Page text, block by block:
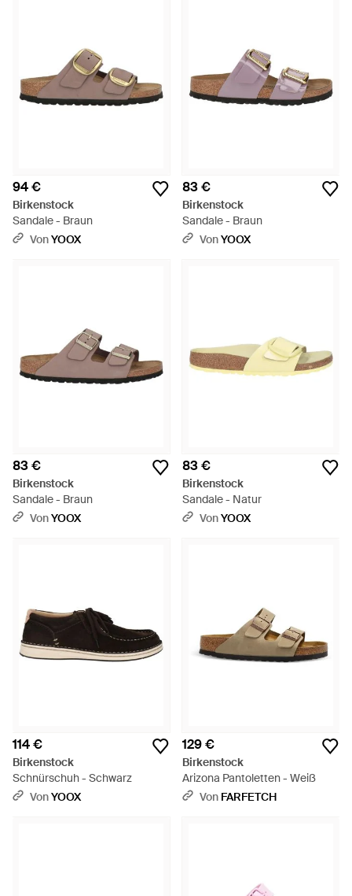
94 €
Birkenstock
Sandale - Braun
VonYOOX
83 €
Birkenstock
Sandale - Braun
VonYOOX
83 €
Birkenstock
Sandale - Braun
VonYOOX
83 €
Birkenstock
Sandale - Natur
VonYOOX
114 €
Birkenstock
Schnürschuh - Schwarz
VonYOOX
129 €
Birkenstock
Arizona Pantoletten - Weiß
Von FARFETCH